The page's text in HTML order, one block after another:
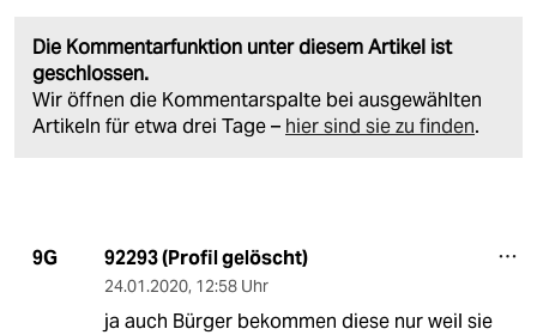
Die Kommentarfunktion unter diesem Artikel ist
geschlossen.
Wir öffnen die Kommentarspalte bei ausgewählten
Artikeln für etwa drei Tage – hier sind sie zu finden.
9G 92293 (Profil gelöscht)
24.01.2020, 12:58 Uhr
ja auch Bürger bekommen diese nur weil sie